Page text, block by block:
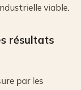
viable.
résultats
par les